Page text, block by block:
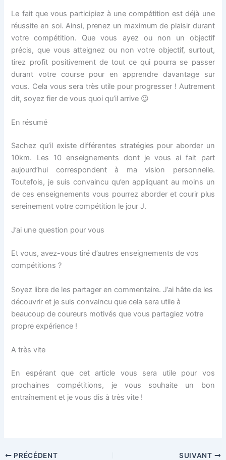
Le fait que vous participiez à une compétition est déjà une
réussite en soi. Ainsi, prenez un maximum de plaisir durant
votre compétition. Que vous ayez ou non un objectif
précis, que vous atteignez ou non votre objectif, surtout,
tirez profit positivement de tout ce qui pourra se passer
durant votre course pour en apprendre davantage sur
vous. Cela vous sera très utile pour progresser ! Autrement
dit, soyez fier de vous quoi qu’il arrive 😉
En résumé
Sachez qu’il existe différentes stratégies pour aborder un
10km. Les 10 enseignements dont je vous ai fait part
aujourd’hui correspondent à ma vision personnelle.
Toutefois, je suis convaincu qu’en appliquant au moins un
de ces enseignements vous pourrez aborder et courir plus
sereinement votre compétition le jour J.
J’ai une question pour vous
Et vous, avez-vous tiré d’autres enseignements de vos
compétitions ?
Soyez libre de les partager en commentaire. J’ai hâte de les
découvrir et je suis convaincu que cela sera utile à
beaucoup de coureurs motivés que vous partagiez votre
propre expérience !
A très vite
En espérant que cet article vous sera utile pour vos
prochaines compétitions, je vous souhaite un bon
entraînement et je vous dis à très vite !
PRÉCÉDENT SUIVANT